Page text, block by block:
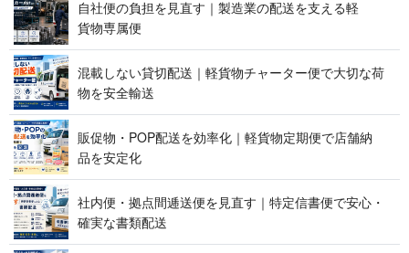
自社便の負担を見直す｜製造業の配送を支える軽
貨 物 専 属 便
混載しない貸切配送｜軽貨物チャーター便で大切な荷
物を 安 全 輸 送
販促物・POP配送を効率化｜軽貨物定期便で店舗納
品 を 安 定 化
社内便・拠点間逓送便を見直す｜特定信書便で安心・
確実な 書 類 配 送